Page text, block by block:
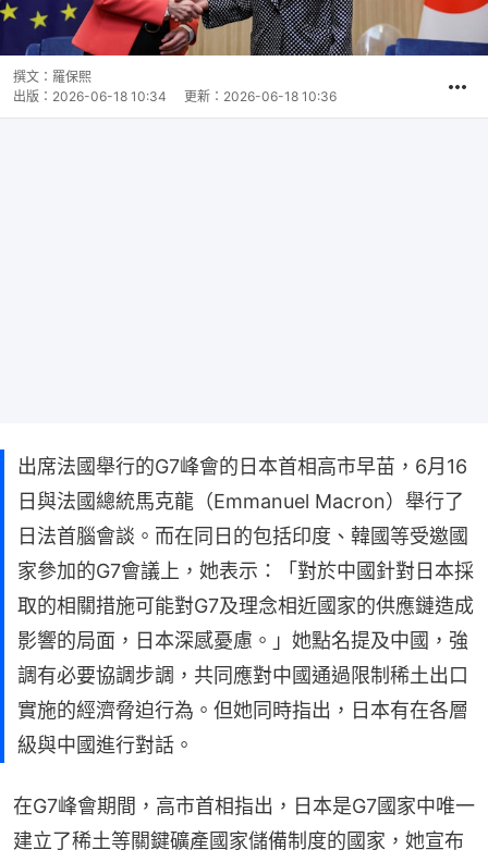
撰文： 羅保熙
出版： 2026-06-18 10:34 更新： 2026-06-18 10:36
出席法國舉行的G7峰會的日本首相高市早苗，6月16
日與法國總統馬克龍（Emmanuel Macron）舉行了
日法首腦會談。而在同日的包括印度、韓國等受邀國
家參加的G7會議上，她表示：「對於中國針對日本採
取的相關措施可能對G7及理念相近國家的供應鏈造成
影響的局面，日本深感憂慮。」她點名提及中國，強
調有必要協調步調，共同應對中國通過限制稀土出口
實施的經濟脅迫行為。但她同時指出，日本有在各層
級與中國進行對話。
在G7峰會期間，高市首相指出，日本是G7國家中唯一
建立了稀土等關鍵礦產國家儲備制度的國家，她宣布